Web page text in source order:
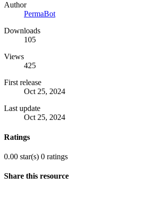
Author
PermaBot
Downloads
105
Views
425
First release
Oct 25, 2024
Last update
Oct 25, 2024
Ratings
0.00 star(s) 0 ratings
Share this resource